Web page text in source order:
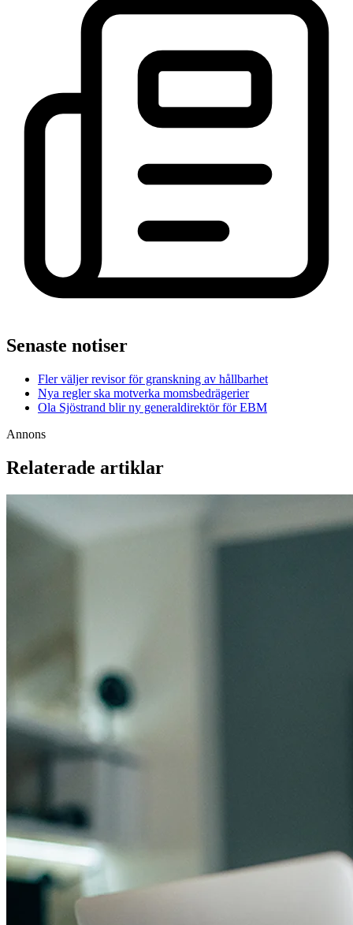
Senaste notiser
Fler väljer revisor för granskning av hållbarhet
Nya regler ska motverka momsbedrägerier
Ola Sjöstrand blir ny generaldirektör för EBM
Annons
Relaterade artiklar